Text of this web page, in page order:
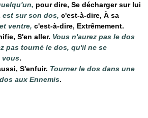
pour dire, Se décharger sur lui
est sur son dos, c'est-à-dire, À sa
ventre, c'est-à-dire, Extrêmement.
S'en aller. Vous n'aurez pas le dos
pas tourné le dos, qu'il ne se
vous.
S'enfuir. Tourner le dos dans une
aux Ennemis.